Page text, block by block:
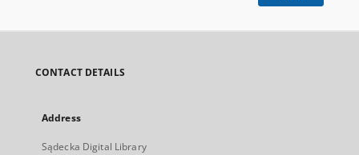
CONTACT DETAILS
Address
Sądecka Digital Library